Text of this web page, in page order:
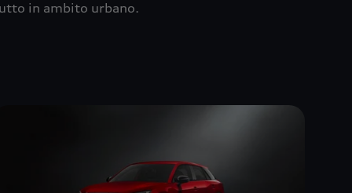
in ambito urbano.